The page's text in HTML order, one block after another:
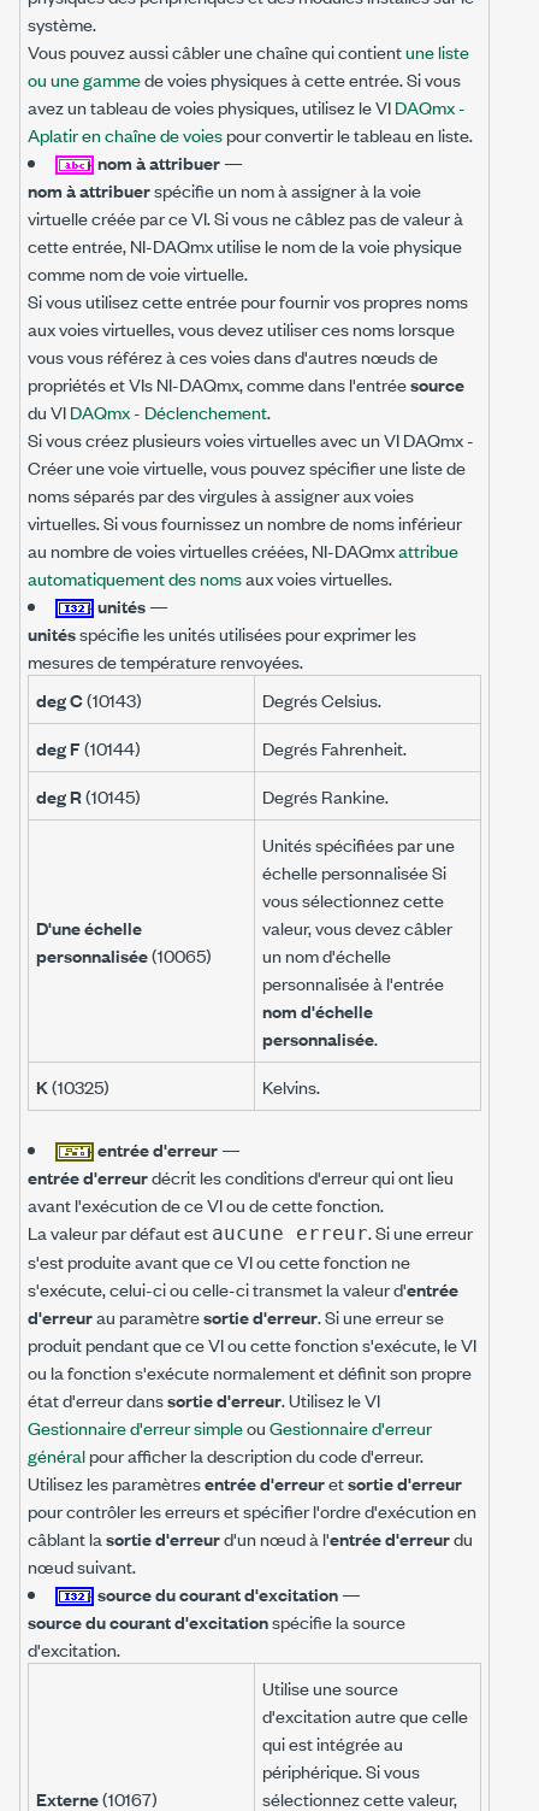
système.
Vous pouvez aussi câbler une chaîne qui contientune liste
ou une gammede voies physiques à cette entrée. Si vous
avez un tableau de voies physiques, utilisez le VIDAQmx -
Aplatir en chaîne de voiespour convertir le tableau en liste.
nom à attribuer—
nom à attribuerspécifie un nom à assigner à la voie
virtuelle créée par ce VI. Si vous ne câblez pas de valeur à
cette entrée, NI-DAQmx utilise le nom de la voie physique
comme nom de voie virtuelle.
Si vous utilisez cette entrée pour fournir vos propres noms
aux voies virtuelles, vous devez utiliser ces noms lorsque
vous vous référez à ces voies dans d'autres nœuds de
propriétés et VIs NI-DAQmx, comme dans l'entréesource
du VIDAQmx - Déclenchement.
Si vous créez plusieurs voies virtuelles avec un VI DAQmx -
Créer une voie virtuelle, vous pouvez spécifier une liste de
noms séparés par des virgules à assigner aux voies
virtuelles. Si vous fournissez un nombre de noms inférieur
au nombre de voies virtuelles créées, NI-DAQmxattribue
automatiquement des nomsaux voies virtuelles.
unités—
unitésspécifie les unités utilisées pour exprimer les
mesures de température renvoyées.
deg C(10143)
Degrés Celsius.
deg F(10144)
Degrés Fahrenheit.
deg R(10145) Degrés Rankine.
D'une échelle
personnalisée(10065)
Unités spécifiées par une
échelle personnalisée Si
vous sélectionnez cette
valeur, vous devez câbler
un nom d'échelle
personnalisée à l'entrée
nom d'échelle
personnalisée.
K(10325) Kelvins.
entrée d'erreur—
entrée d'erreurdécrit les conditions d'erreur qui ont lieu
avant l'exécution de ce VI ou de cette fonction.
La valeur par défaut est aucune erreur. Si une erreur
s'est produite avant que ce VI ou cette fonction ne
s'exécute, celui-ci ou celle-ci transmet la valeur d'entrée
d'erreurau paramètresortie d'erreur. Si une erreur se
produit pendant que ce VI ou cette fonction s'exécute, le VI
ou la fonction s'exécute normalement et définit son propre
état d'erreur danssortie d'erreur. Utilisez le VI
Gestionnaire d'erreur simpleouGestionnaire d'erreur
généralpour afficher la description du code d'erreur.
Utilisez les paramètresentrée d'erreuretsortie d'erreur
pour contrôler les erreurs et spécifier l'ordre d'exécution en
câblant lasortie d'erreurd'un nœud à l'entrée d'erreurdu
nœud suivant.
source du courant d'excitation—
source du courant d'excitationspécifie la source
d'excitation.
Externe(10167)
Utilise une source
d'excitation autre que celle
qui est intégrée au
périphérique. Si vous
sélectionnez cette valeur,